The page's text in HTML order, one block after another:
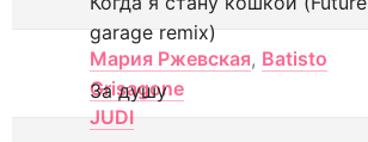
garage remix)
Мария Ржевская, Batisto
Grisagone
За душу
JUDI